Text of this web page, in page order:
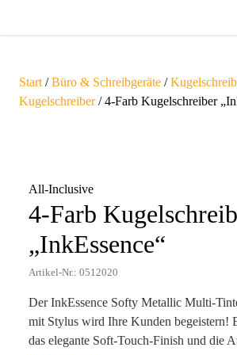
Start /Büro & Schreibgeräte /
Kugelschreiber/ 4-Farb Kugelschreiber
All-Inclusive
4-Farb
„InkEssence“
Artikel-Nr.: 0512020
Der InkEssence Softy Metallic Multi-
mit Stylus wird Ihre Kunden begeistern!
das elegante Soft-Touch-Finish und die